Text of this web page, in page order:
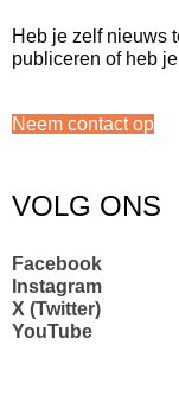
Heb je zelf nieuws
publiceren of heb
Neem contact op
VOLG ONS
Facebook
Instagram
X (Twitter)
YouTube